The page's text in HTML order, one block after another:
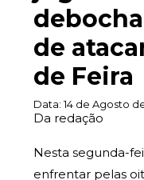
de
de Feira
Data:14 de Agosto
Da redação
Nesta segunda-
enfrentar pelas